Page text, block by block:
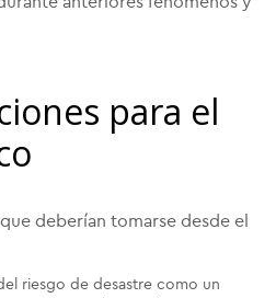
para el
deberían tomarse desde el
riesgo de desastre como un